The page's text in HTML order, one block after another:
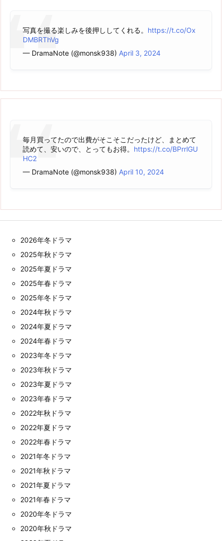
写真を撮る楽しみを後押ししてくれる。 https://t.co/Ox
DMBRThVg
— DramaNote (@monsk938) April 3, 2024
毎月買ってたので出費がそこそこだったけど、まとめて
読めて、安いので、とってもお得。 https://t.co/BPrrlGU
HC2
— DramaNote (@monsk938) April 10, 2024
2026年冬ドラマ
2025年秋ドラマ
2025年夏ドラマ
2025年春ドラマ
2025年冬ドラマ
2024年秋ドラマ
2024年夏ドラマ
2024年春ドラマ
2023年冬ドラマ
2023年秋ドラマ
2023年夏ドラマ
2023年春ドラマ
2022年秋ドラマ
2022年夏ドラマ
2022年春ドラマ
2021年冬ドラマ
2021年秋ドラマ
2021年夏ドラマ
2021年春ドラマ
2020年冬ドラマ
2020年秋ドラマ